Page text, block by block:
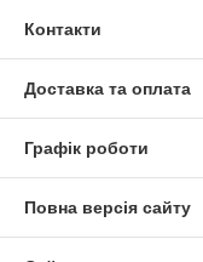
Контакти
Доставка та оплата
Графік роботи
Повна версія сайту